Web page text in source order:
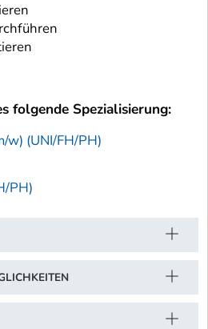
folgende Spezialisierung:
w) (UNI/FH/PH)
PH)